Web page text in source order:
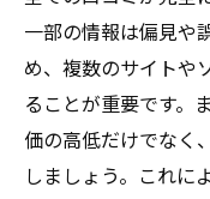
一部の情報は偏見や
め、複数のサイトや
ることが重要です。
価の高低だけでなく
しましょう。これに